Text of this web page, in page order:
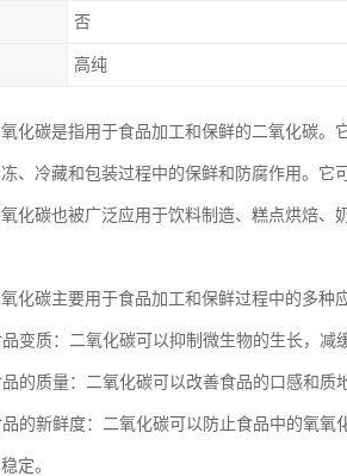
否
高纯
化碳是指用于食品加工和保鲜的二氧化碳。
、冷藏和包装过程中的保鲜和防腐作用。它
化碳也被广泛应用于饮料制造、糕点烘焙、
化碳主要用于食品加工和保鲜过程中的多种
变质：二氧化碳可以抑制微生物的生长，减
的质量：二氧化碳可以改善食品的口感和质
的新鲜度：二氧化碳可以防止食品中的氧
定。